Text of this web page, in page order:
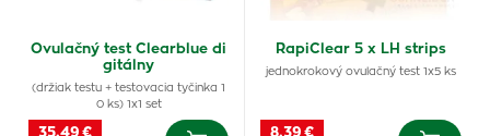
Ovulačný test Clearblue di
gitálny
(držiak testu + testovacia tyčinka 1
0 ks) 1x1 set
RapiClear 5 x LH strips
jednokrokový ovulačný test 1x5 ks